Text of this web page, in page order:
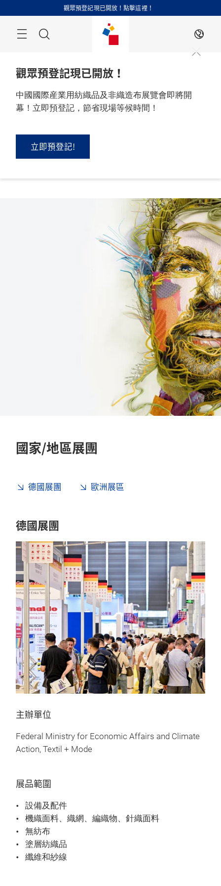
過
觀眾預登記現已開放！點擊這裡！
ZH
觀眾預登記現已開放！
中國國際産業用紡織品及非織造布展覽會即將開
幕！立即預登記，節省現場等候時間！
立即預登記!
2026 年 9 月 1 - 3 日
國家/地區展團
德國展團 歐洲展區
德國展團
主辦單位
Federal Ministry for Economic Affairs and Climate
Action, Textil + Mode
展品範圍
設備及配件
機織面料、織網、編織物、針織面料
無紡布
塗層紡織品
纖維和紗線